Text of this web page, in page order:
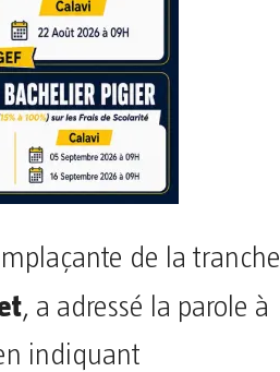
de la tranche
, a adressé la parole à
indiquant